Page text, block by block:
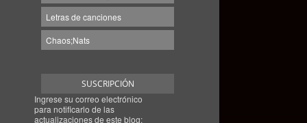
Letras de canciones
Chaos;Nats
SUSCRIPCIÓN
Ingrese su correo electrónico
para notificarlo de las
actualizaciones de este blog: